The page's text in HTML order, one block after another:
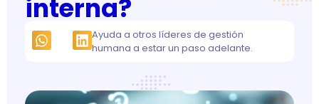
interna?
Ayuda a otros líderes de gestión
humana a estar un paso adelante.